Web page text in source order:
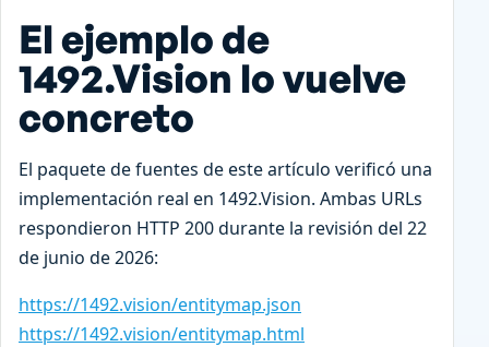
El ejemplo de
1492.Vision lo vuelve
concreto
El paquete de fuentes de este artículo verificó una
implementación real en 1492.Vision. Ambas URLs
respondieron HTTP 200 durante la revisión del 22
de junio de 2026:
https://1492.vision/entitymap.json
https://1492.vision/entitymap.html